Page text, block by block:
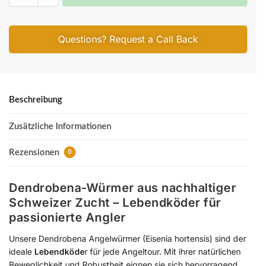
l
a
i
v
Questions? Request a Call Back
Beschreibung
Zusätzliche Informationen
Rezensionen 0
Dendrobena-Würmer aus nachhaltiger
Schweizer Zucht – Lebendköder für
passionierte Angler
Unsere Dendrobena Angelwürmer (Eisenia hortensis) sind der
ideale Lebendköder für jede Angeltour. Mit ihrer natürlichen